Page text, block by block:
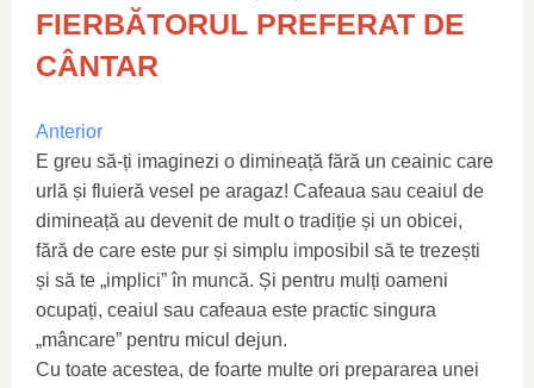
FIERBĂTORUL PREFERAT DE
CÂNTAR
Anterior
E greu să-ți imaginezi o dimineață fără un ceainic care
urlă și fluieră vesel pe aragaz! Cafeaua sau ceaiul de
dimineață au devenit de mult o tradiție și un obicei,
fără de care este pur și simplu imposibil să te trezești
și să te „implici” în muncă. Și pentru mulți oameni
ocupați, ceaiul sau cafeaua este practic singura
„mâncare” pentru micul dejun.
Cu toate acestea, de foarte multe ori prepararea unei